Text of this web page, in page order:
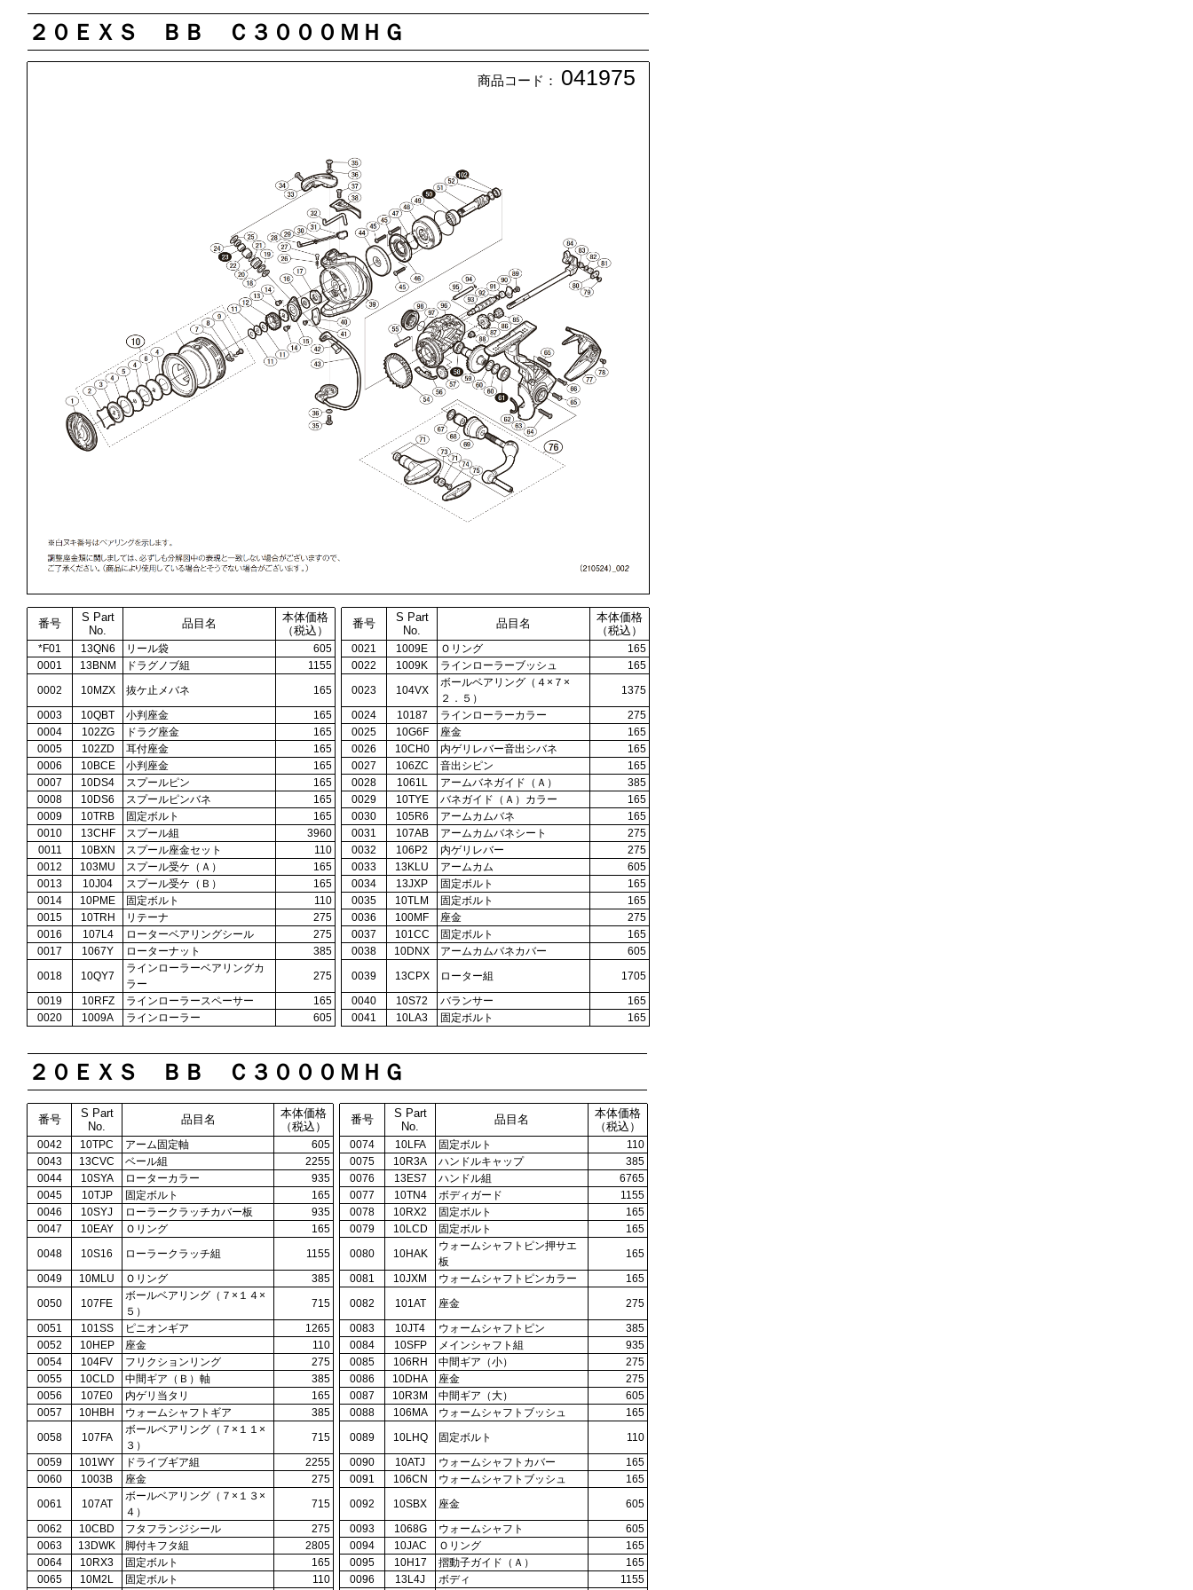
２０ＥＸＳ ＢＢ Ｃ３０００ＭＨＧ
商品コード： 041975
番号
S Part
No.
品目名
本体価格
（税込）
番号
S Part
No.
品目名
本体価格
（税込）
*F01 13QN6 リール袋 605 0021 1009E Ｏリング
165
0001
13BNM ドラグノブ組 1155 0022 1009K ラインローラーブッシュ
165
0002
10MZX 抜ケ止メバネ 165 0023 104VX
ボールベアリング（４×７×
２．５）
1375
0003
10QBT 小判座金 165 0024 10187 ラインローラーカラー
275
0004
102ZG ドラグ座金 165 0025 10G6F 座金
165
0005
102ZD 耳付座金 165 0026 10CH0 内ゲリレバー音出シバネ
165
0006
10BCE 小判座金 165 0027 106ZC 音出シピン
165
0007
10DS4 スプールピン 165 0028 1061L アームバネガイド（Ａ）
385
0008
10DS6 スプールピンバネ 165 0029 10TYE バネガイド（Ａ）カラー
165
0009
10TRB 固定ボルト 165 0030 105R6 アームカムバネ
165
0010
13CHF スプール組 3960 0031 107AB アームカムバネシート
275
0011
10BXN スプール座金セット 110 0032 106P2 内ゲリレバー
275
0012
103MU スプール受ケ（Ａ） 165 0033 13KLU アームカム
605
0013
10J04 スプール受ケ（Ｂ） 165 0034 13JXP 固定ボルト
165
0014
10PME 固定ボルト 110 0035 10TLM 固定ボルト
165
0015
10TRH リテーナ 275 0036 100MF 座金
275
0016
107L4 ローターベアリングシール 275 0037 101CC 固定ボルト
165
0017
1067Y ローターナット 385 0038 10DNX アームカムバネカバー
605
0018
10QY7
ラインローラーベアリングカ
ラー
275 0039 13CPX ローター組
1705
0019
10RFZ ラインローラースペーサー 165 0040 10S72 バランサー
165
0020
1009A ラインローラー 605 0041 10LA3 固定ボルト 165
２０ＥＸＳ ＢＢ Ｃ３０００ＭＨＧ
番号
S Part
No.
品目名
本体価格
（税込）
番号
S Part
No.
品目名
本体価格
（税込）
0042 10TPC アーム固定軸 605 0074 10LFA 固定ボルト
110
0043
13CVC ベール組 2255 0075 10R3A ハンドルキャップ
385
0044
10SYA ローターカラー 935 0076 13ES7 ハンドル組
6765
0045
10TJP 固定ボルト 165 0077 10TN4 ボディガード
1155
0046
10SYJ ローラークラッチカバー板 935 0078 10RX2 固定ボルト
165
0047
10EAY Ｏリング 165 0079 10LCD 固定ボルト
165
0048
10S16 ローラークラッチ組 1155 0080 10HAK
ウォームシャフトピン押サエ
板
165
0049
10MLU Ｏリング 385 0081 10JXM ウォームシャフトピンカラー
165
0050
107FE
ボールベアリング（７×１４×
５）
715 0082 101AT 座金
275
0051
101SS ピニオンギア 1265 0083 10JT4 ウォームシャフトピン
385
0052
10HEP 座金 110 0084 10SFP メインシャフト組
935
0054
104FV フリクションリング 275 0085 106RH 中間ギア（小）
275
0055
10CLD 中間ギア（Ｂ）軸 385 0086 10DHA 座金
275
0056
107E0 内ゲリ当タリ 165 0087 10R3M 中間ギア（大）
605
0057
10HBH ウォームシャフトギア 385 0088 106MA ウォームシャフトブッシュ
165
0058
107FA
ボールベアリング（７×１１×
３）
715 0089 10LHQ 固定ボルト
110
0059
101WY ドライブギア組 2255 0090 10ATJ ウォームシャフトカバー
165
0060
1003B 座金 275 0091 106CN ウォームシャフトブッシュ
165
0061
107AT
ボールベアリング（７×１３×
４）
715 0092 10SBX 座金
605
0062
10CBD フタフランジシール 275 0093 1068G ウォームシャフト
605
0063
13DWK 脚付キフタ組 2805 0094 10JAC Ｏリング
165
0064
10RX3 固定ボルト 165 0095 10H17 摺動子ガイド（Ａ）
165
0065
10M2L 固定ボルト 110 0096 13L4J ボディ 1155